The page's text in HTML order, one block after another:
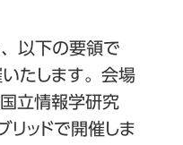
以下の要領で
たします。会場
立情報学研究
リッドで開催しま